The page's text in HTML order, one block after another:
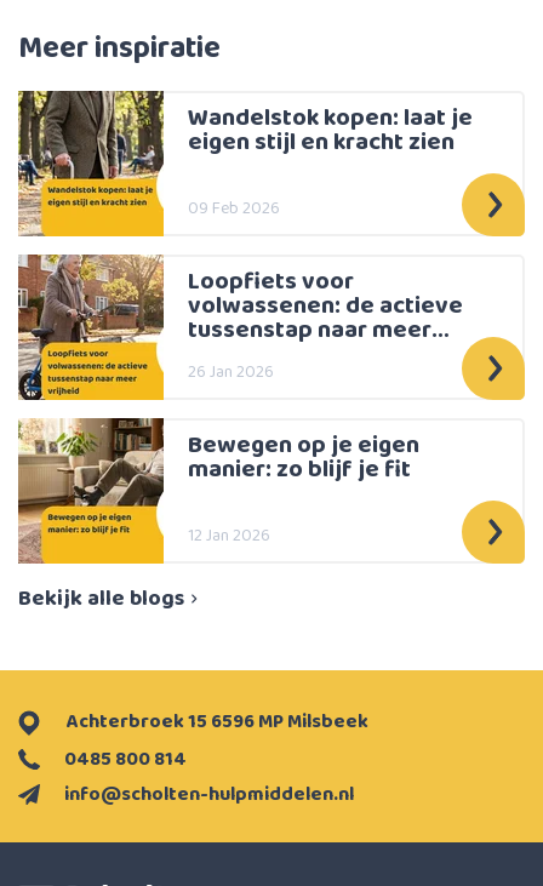
Meer inspiratie
Wandelstok kopen: laat je
eigen stijl en kracht zien
09 Feb 2026
Loopfiets voor
volwassenen: de actieve
tussenstap naar meer
26 Jan 2026
Bewegen op je eigen
manier: zo blijf je fit
12 Jan 2026
Bekijk alle blogs
info@scholten-hulpmiddelen.nl
0485 800 814
Achterbroek 15 6596 MP Milsbeek